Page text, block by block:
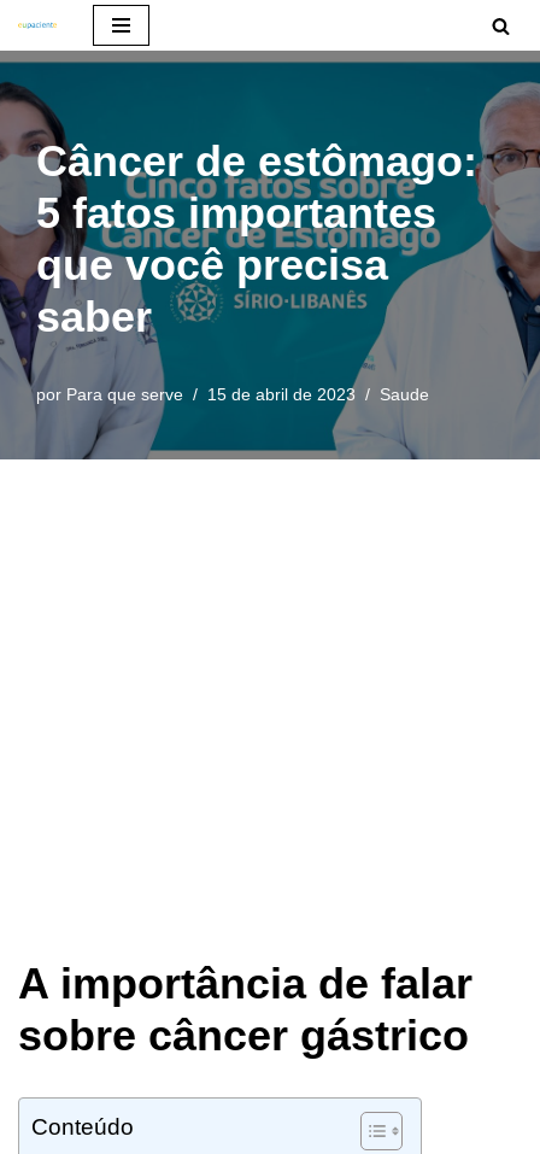
Pular
para
o
conteúdo
Câncer de estômago:
5 fatos importantes
que você precisa
saber
por Para que serve 15 de abril de 2023 Saude
A importância de falar
sobre câncer gástrico
Conteúdo